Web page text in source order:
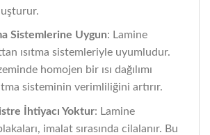
Sistemlerine Uygun: Lamine
ısıtma sistemleriyle uyumludur.
homojen bir ısı dağılımı
sisteminin verimliliğini artırır.
İhtiyacı Yoktur: Lamine
imalat sırasında cilalanır. Bu